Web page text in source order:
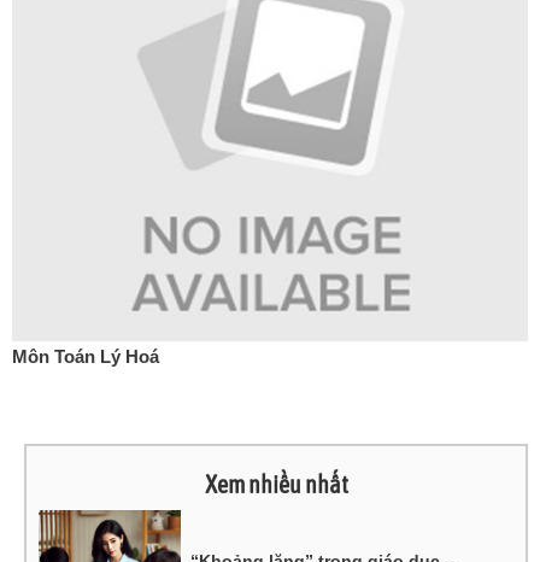
Môn Toán Lý Hoá
Xem nhiều nhất